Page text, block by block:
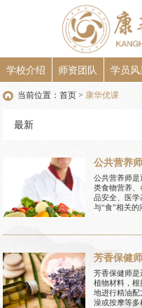
学校介绍 师资团队 学员风
当前位置： 首页> 康华优课
最新
公共营养
考条件？
公共营养师
类食物营养
品安全、医学
与“食”相关
芳香保健
是什么？
芳香保健师
植物材料，
地进行精油
澡或按摩等